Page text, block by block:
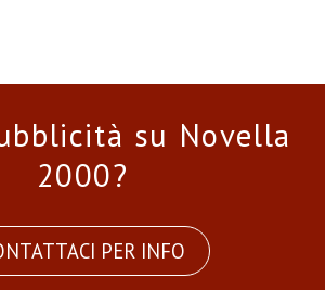
su Novella
2000?
PER INFO